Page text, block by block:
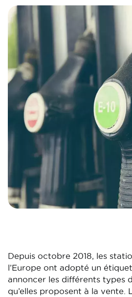
Depuis octobre 2018, les
l’Europe ont adopté un
annoncer les différents types
qu’elles proposent à la vente.